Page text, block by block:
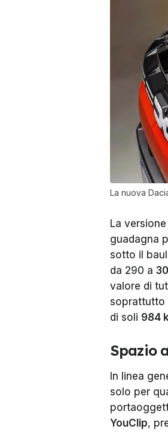
La nuova
La
guadagna
sotto il
da 290 a
valore di
soprattutto
di soli 984
Spazio
In linea
solo per
YouClip,